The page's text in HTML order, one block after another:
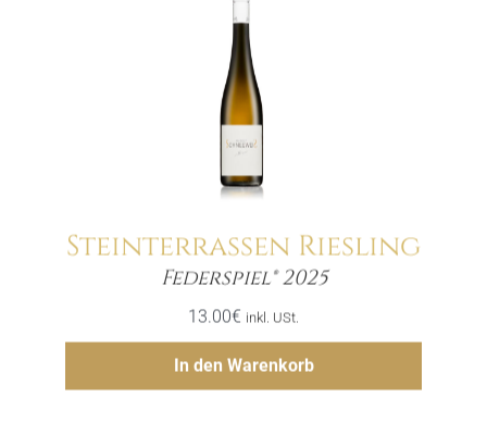
Steinterrassen Riesling
Federspiel® 2025
13.00€ inkl. USt.
In den Warenkorb
Menge
Hinzufügen